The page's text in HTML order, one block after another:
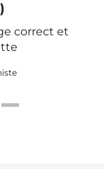
correct et